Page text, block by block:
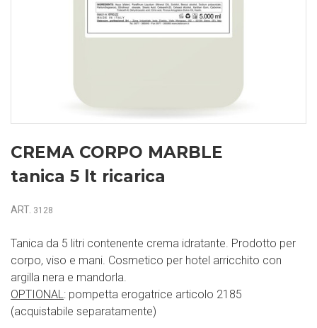
CREMA CORPO MARBLE
tanica 5 lt ricarica
ART. 3128
Tanica da 5 litri contenente crema idratante. Prodotto per
corpo, viso e mani. Cosmetico per hotel arricchito con
argilla nera e mandorla.
OPTIONAL: pompetta erogatrice articolo 2185
(acquistabile separatamente)